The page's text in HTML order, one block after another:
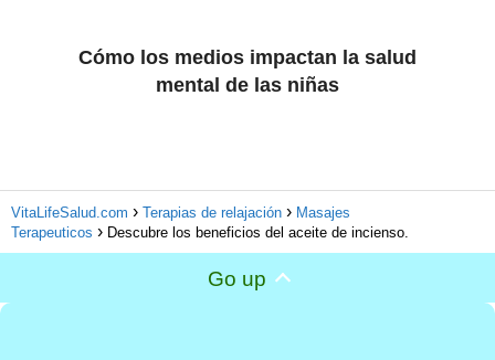
Cómo los medios impactan la salud
mental de las niñas
VitaLifeSalud.com Terapias de relajación
Masajes
Terapeuticos
Descubre los beneficios del aceite de incienso.
Go up